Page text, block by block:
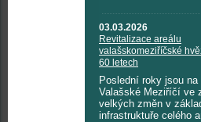
03.03.2026
Revitalizace areálu
valašskomeziříčské
60 letech
Poslední roky jsou na
Valašské Meziříčí ve
velkých změn v
infrastruktuře celého